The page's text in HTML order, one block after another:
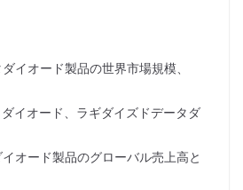
オード製品の世界市場規模、
オード、ラギダイズドデータダ
オード製品のグローバル売上高と